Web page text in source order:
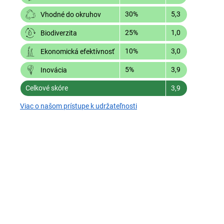
Vhodné do okruhov 30% 5,3
Biodiverzita 25% 1,0
Ekonomická efektívnosť 10% 3,0
Inovácia 5% 3,9
Celkové skóre 3,9
Viac o našom prístupe k udržateľnosti